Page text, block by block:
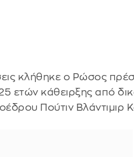
κλήθηκε ο Ρώσος
ετών κάθειρξης από
Πούτιν